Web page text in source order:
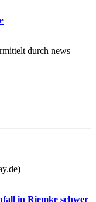
durch news
in Riemke schwer